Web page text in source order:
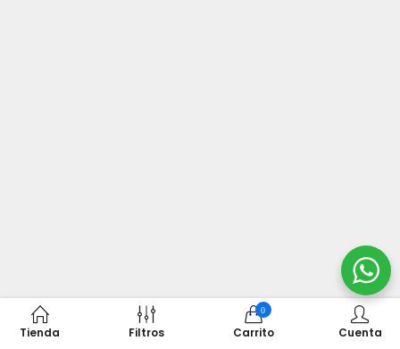
Tienda Filtros
0
Carrito Cuenta